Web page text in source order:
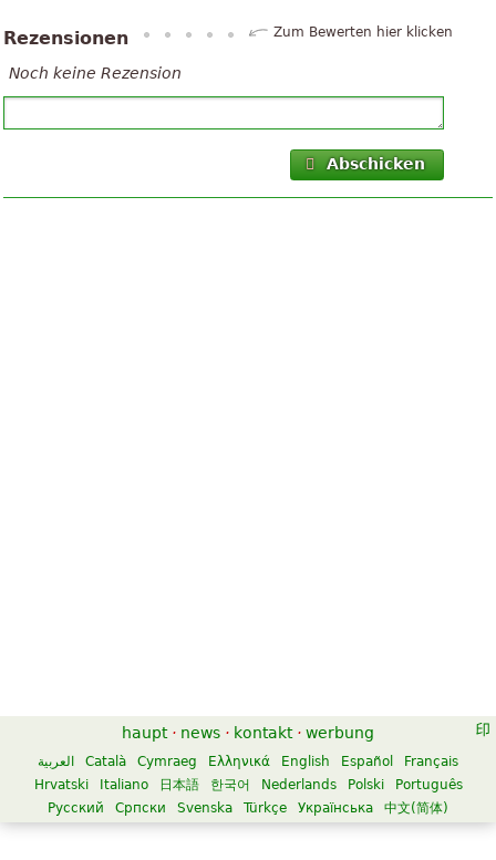
Rezensionen Zum Bewerten hier klicken
Noch keine Rezension
Abschicken
haupt · news · kontakt · werbung
العربية Català Cymraeg Ελληνικά English Español
Français
Hrvatski
Italiano 日本語 한국어 Nederlands Polski
Português
Русский
Српски Svenska Türkçe Українська 中文(简体)